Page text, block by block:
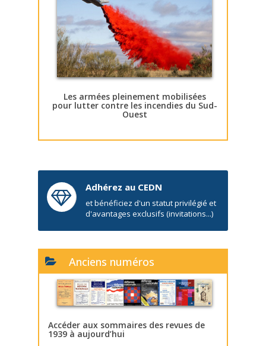
Les armées pleinement mobilisées
pour lutter contre les incendies du Sud-
Ouest
Adhérez au CEDN
et bénéficiez d'un statut privilégié et
d'avantages exclusifs (invitations...)
Anciens numéros
Accéder aux sommaires des revues de
1939 à aujourd’hui